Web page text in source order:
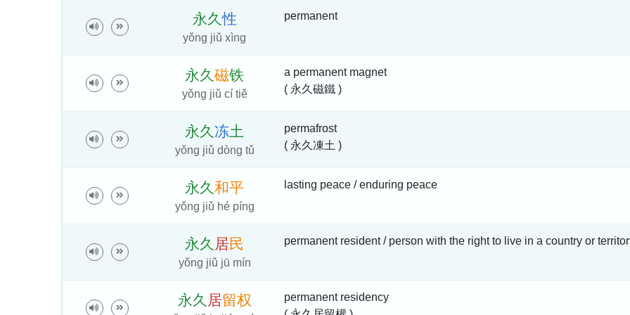
永久性
yǒng jiǔ xìng
permanent
永久磁铁
yǒng jiǔ cí tiě
a permanent magnet
( 永久磁鐵 )
永久 冻土
yǒng jiǔ dòng tǔ
permafrost
( 永久凍土 )
永久和平
yǒng jiǔ hé píng
lasting peace / enduring peace
永久 居民
yǒng jiǔ jū mín
permanent resident / person with the right to live in a country or
永久 居留权
permanent residency